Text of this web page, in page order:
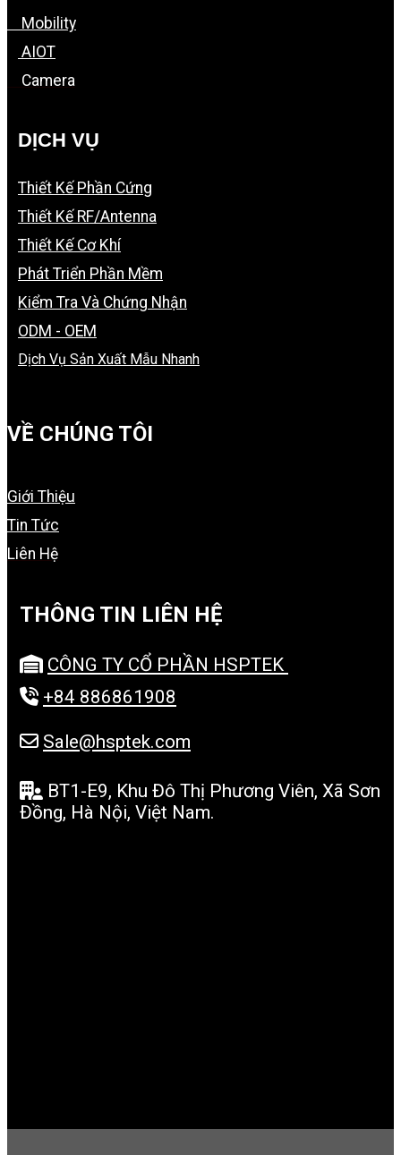
Mobility
AIOT
Camera
DỊCH VỤ
Thiết Kế Phần Cứng
Thiết Kế RF/Antenna
Thiết Kế Cơ Khí
Phát Triển Phần Mềm
Kiểm Tra Và Chứng Nhận
ODM - OEM
Dịch Vụ Sản Xuất Mẫu Nhanh
VỀ CHÚNG TÔI
Giới Thiệu
Tin Tức
Liên Hệ
THÔNG TIN LIÊN HỆ
CÔNG TY CỔ PHẦN HSPTEK
+84 886861908
Sale@hsptek.com
BT1-E9, Khu Đô Thị Phương Viên, Xã Sơn
Đồng, Hà Nội, Việt Nam.